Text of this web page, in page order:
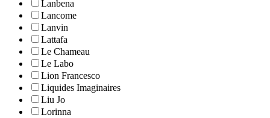
Lanbena
Lancome
Lanvin
Lattafa
Le Chameau
Le Labo
Lion Francesco
Liquides Imaginaires
Liu Jo
Lorinna